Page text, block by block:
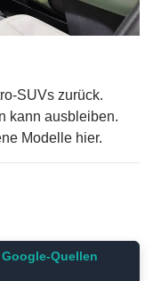
SUVs zurück.
kann ausbleiben.
Modelle hier.
Quellen